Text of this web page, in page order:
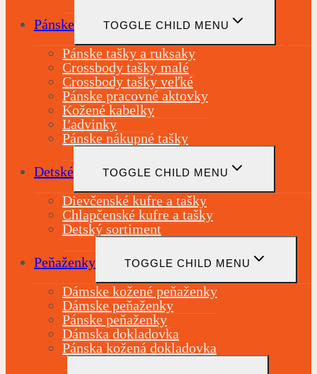
Pánske TOGGLE CHILD MENU
Pánske tašky a ruksaky
Crossbody tašky malé
Crossbody tašky veľké
Pánske pracovné aktovky
Kožené kabelky
Ľadvinky
Pánske nákupné tašky
Detské TOGGLE CHILD MENU
Dievčenské kufre a tašky
Chlapčenské kufre a tašky
Detský sortiment
Peňaženky TOGGLE CHILD MENU
Dámske kožené peňaženky
Dámske peňaženky
Pánske peňaženky
Dámska dokladovka
Pánska kožená dokladovka